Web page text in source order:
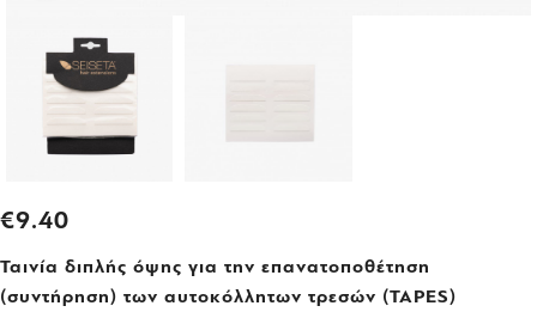
€9.40
Ταινία διπλής όψης για την επανατοποθέτηση
(συντήρηση) των αυτοκόλλητων τρεσών (TAPES)